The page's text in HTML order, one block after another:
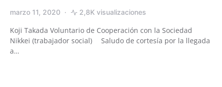
marzo 11, 2020 2,8K visualizaciones
Koji Takada Voluntario de Cooperación con la Sociedad
Nikkei (trabajador social) Saludo de cortesía por la llegada
a…